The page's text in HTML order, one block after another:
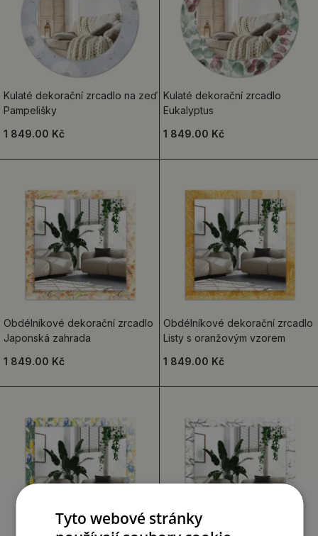
Kulaté dekorační zrcadlo na zeď
Pampelišky
1 849.00 Kč
Kulaté dekorační zrcadlo
Eukalyptus
1 849.00 Kč
Obdélníkové dekorační zrcadlo
Japonská zahrada
1 849.00 Kč
Obdélníkové dekorační zrcadlo
Listy s oranžovým vzorem
1 849.00 Kč
Tyto webové stránky